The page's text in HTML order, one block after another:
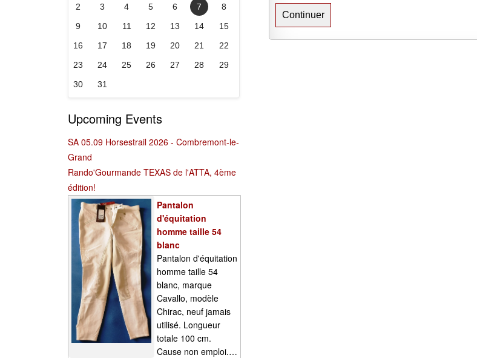
2
3 4 5 6 7
8
9
10 11 12 13 14
15
16
17 18 19 20 21
22
23
24 25 26 27 28
29
30
31
Upcoming Events
SA 05.09 Horsestrail 2026 - Combremont-le-
Grand
Rando'Gourmande TEXAS de l'ATTA, 4ème
édition!
Pantalon
d'équitation
homme taille 54
blanc
Pantalon d'équitation
homme taille 54
blanc, marque
Cavallo, modèle
Chirac, neuf jamais
utilisé. Longueur
totale 100 cm.
Cause non emploi.…